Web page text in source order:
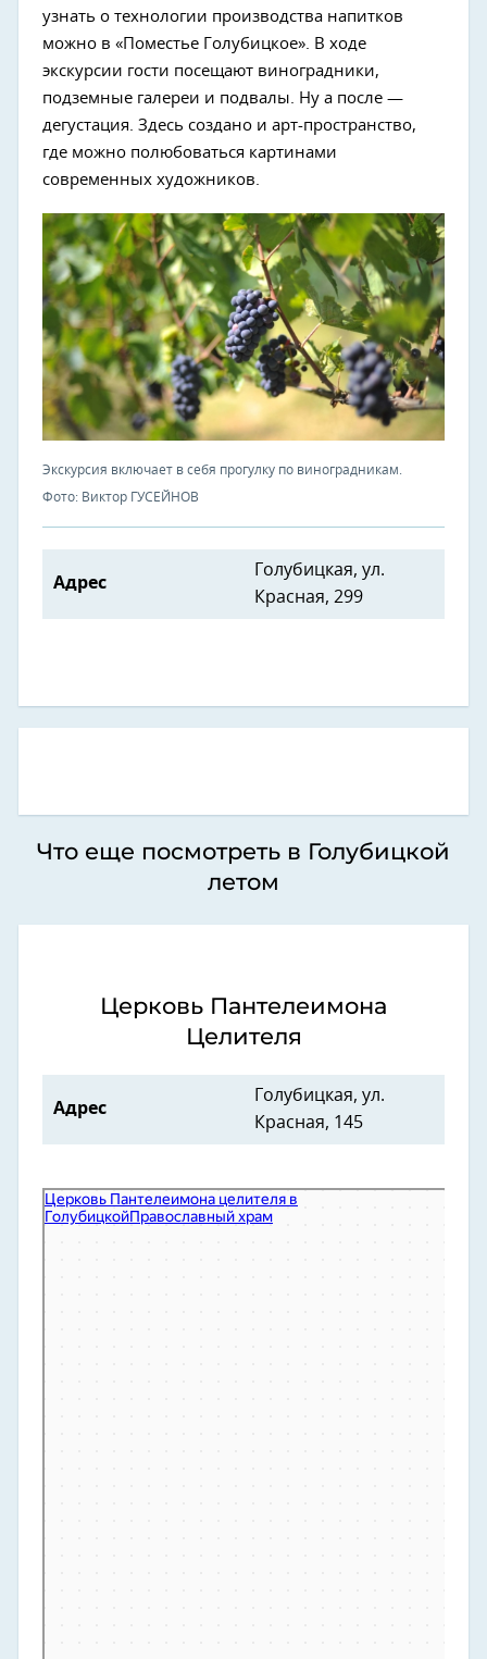
узнать о технологии производства напитков
можно в «Поместье Голубицкое». В ходе
экскурсии гости посещают виноградники,
подземные галереи и подвалы. Ну а после —
дегустация. Здесь создано и арт-пространство,
где можно полюбоваться картинами
современных художников.
Экскурсия включает в себя прогулку по виноградникам.
Фото: Виктор ГУСЕЙНОВ
Адрес
Голубицкая, ул.
Красная, 299
Что еще посмотреть в Голубицкой
летом
Церковь Пантелеимона
Целителя
Адрес
Голубицкая, ул.
Красная, 145
Церковь Пантелеимона целителя в Голубицкой
Православный храм в Краснодарском крае